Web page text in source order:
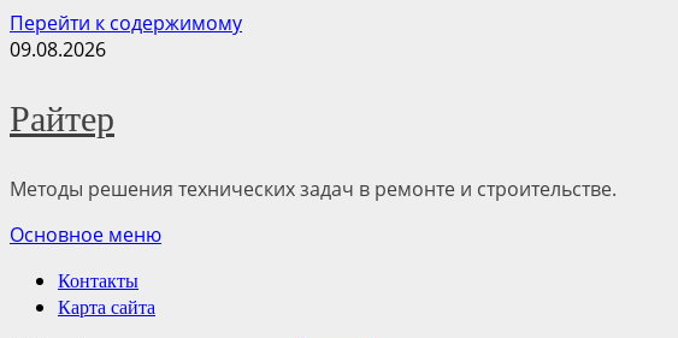
Перейти к содержимому
09.08.2026
Райтер
Методы решения технических задач в ремонте и строительстве.
Основное меню
Контакты
Карта сайта